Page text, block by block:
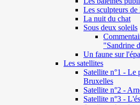
Les sculpteurs de
La nuit du chat
Sous deux soleils
"Sandrine
Un faune sur
Les satellites
Satellite n°1 - Le
Bruxelles
Satellite n°2 -
Satellite n°3 -